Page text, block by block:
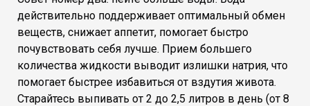
действительно поддерживает оптимальный обмен
веществ, снижает аппетит, помогает быстро
почувствовать себя лучше. Прием большего
количества жидкости выводит излишки натрия, что
помогает быстрее избавиться от вздутия живота.
Старайтесь выпивать от 2 до 2,5 литров в день (от 8